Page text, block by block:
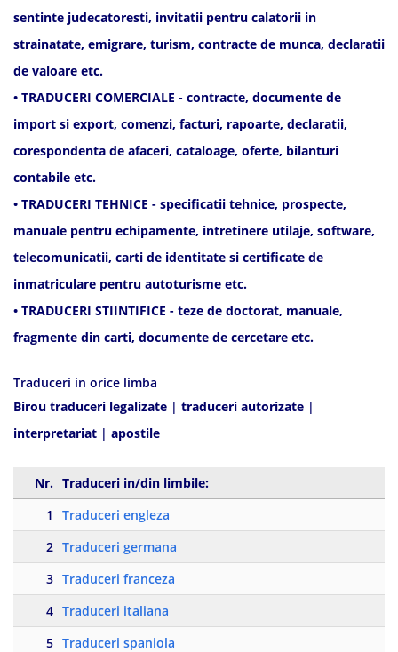
sentinte judecatoresti, invitatii pentru calatorii in
strainatate, emigrare, turism, contracte de munca, declaratii
de valoare etc.
• TRADUCERI COMERCIALE - contracte, documente de
import si export, comenzi, facturi, rapoarte, declaratii,
corespondenta de afaceri, cataloage, oferte, bilanturi
contabile etc.
• TRADUCERI TEHNICE - specificatii tehnice, prospecte,
manuale pentru echipamente, intretinere utilaje, software,
telecomunicatii, carti de identitate si certificate de
inmatriculare pentru autoturisme etc.
• TRADUCERI STIINTIFICE - teze de doctorat, manuale,
fragmente din carti, documente de cercetare etc.
Traduceri in orice limba
Birou traduceri legalizate | traduceri autorizate |
interpretariat | apostile
Nr. Traduceri in/din limbile:
1
Traduceri engleza
2 Traduceri germana
3 Traduceri franceza
4 Traduceri italiana
5 Traduceri spaniola